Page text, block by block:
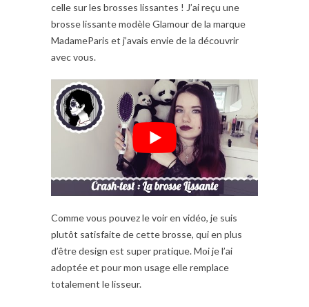
celle sur les brosses lissantes ! J’ai reçu une
brosse lissante modèle Glamour de la marque
MadameParis et j’avais envie de la découvrir
avec vous.
Comme vous pouvez le voir en vidéo, je suis
plutôt satisfaite de cette brosse, qui en plus
d’être design est super pratique. Moi je l’ai
adoptée et pour mon usage elle remplace
totalement le lisseur.